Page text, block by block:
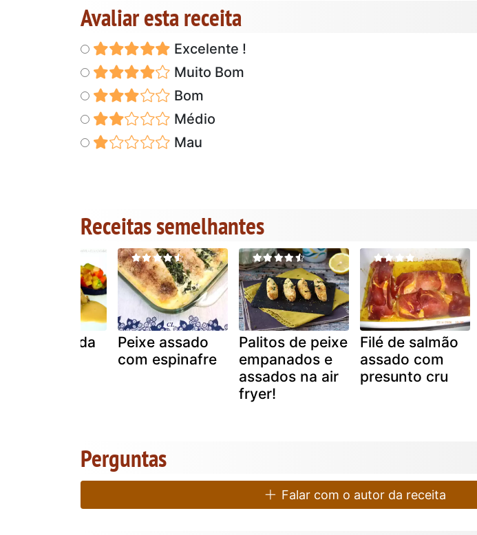
Avaliar esta receita
Excelente !
Muito Bom
Bom
Médio
Mau
Receitas semelhantes
assada
Peixe assado
com espinafre
Palitos de peixe
empanados e
assados na air
fryer!
Filé de salmão
assado com
presunto cru
Perguntas
Falar com o autor da receita